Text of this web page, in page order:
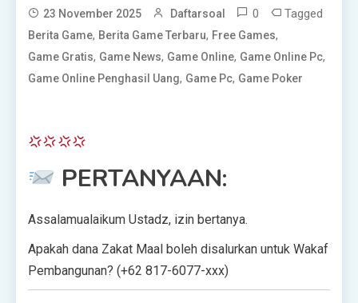
23 November 2025 Daftarsoal 0 Tagged
Berita Game, Berita Game Terbaru, Free Games,
Game Gratis, Game News, Game Online, Game Online Pc,
Game Online Penghasil Uang, Game Pc, Game Poker
PERTANYAAN:
Assalamualaikum Ustadz, izin bertanya.
Apakah dana Zakat Maal boleh disalurkan untuk Wakaf
Pembangunan? (+62 817-6077-xxx)